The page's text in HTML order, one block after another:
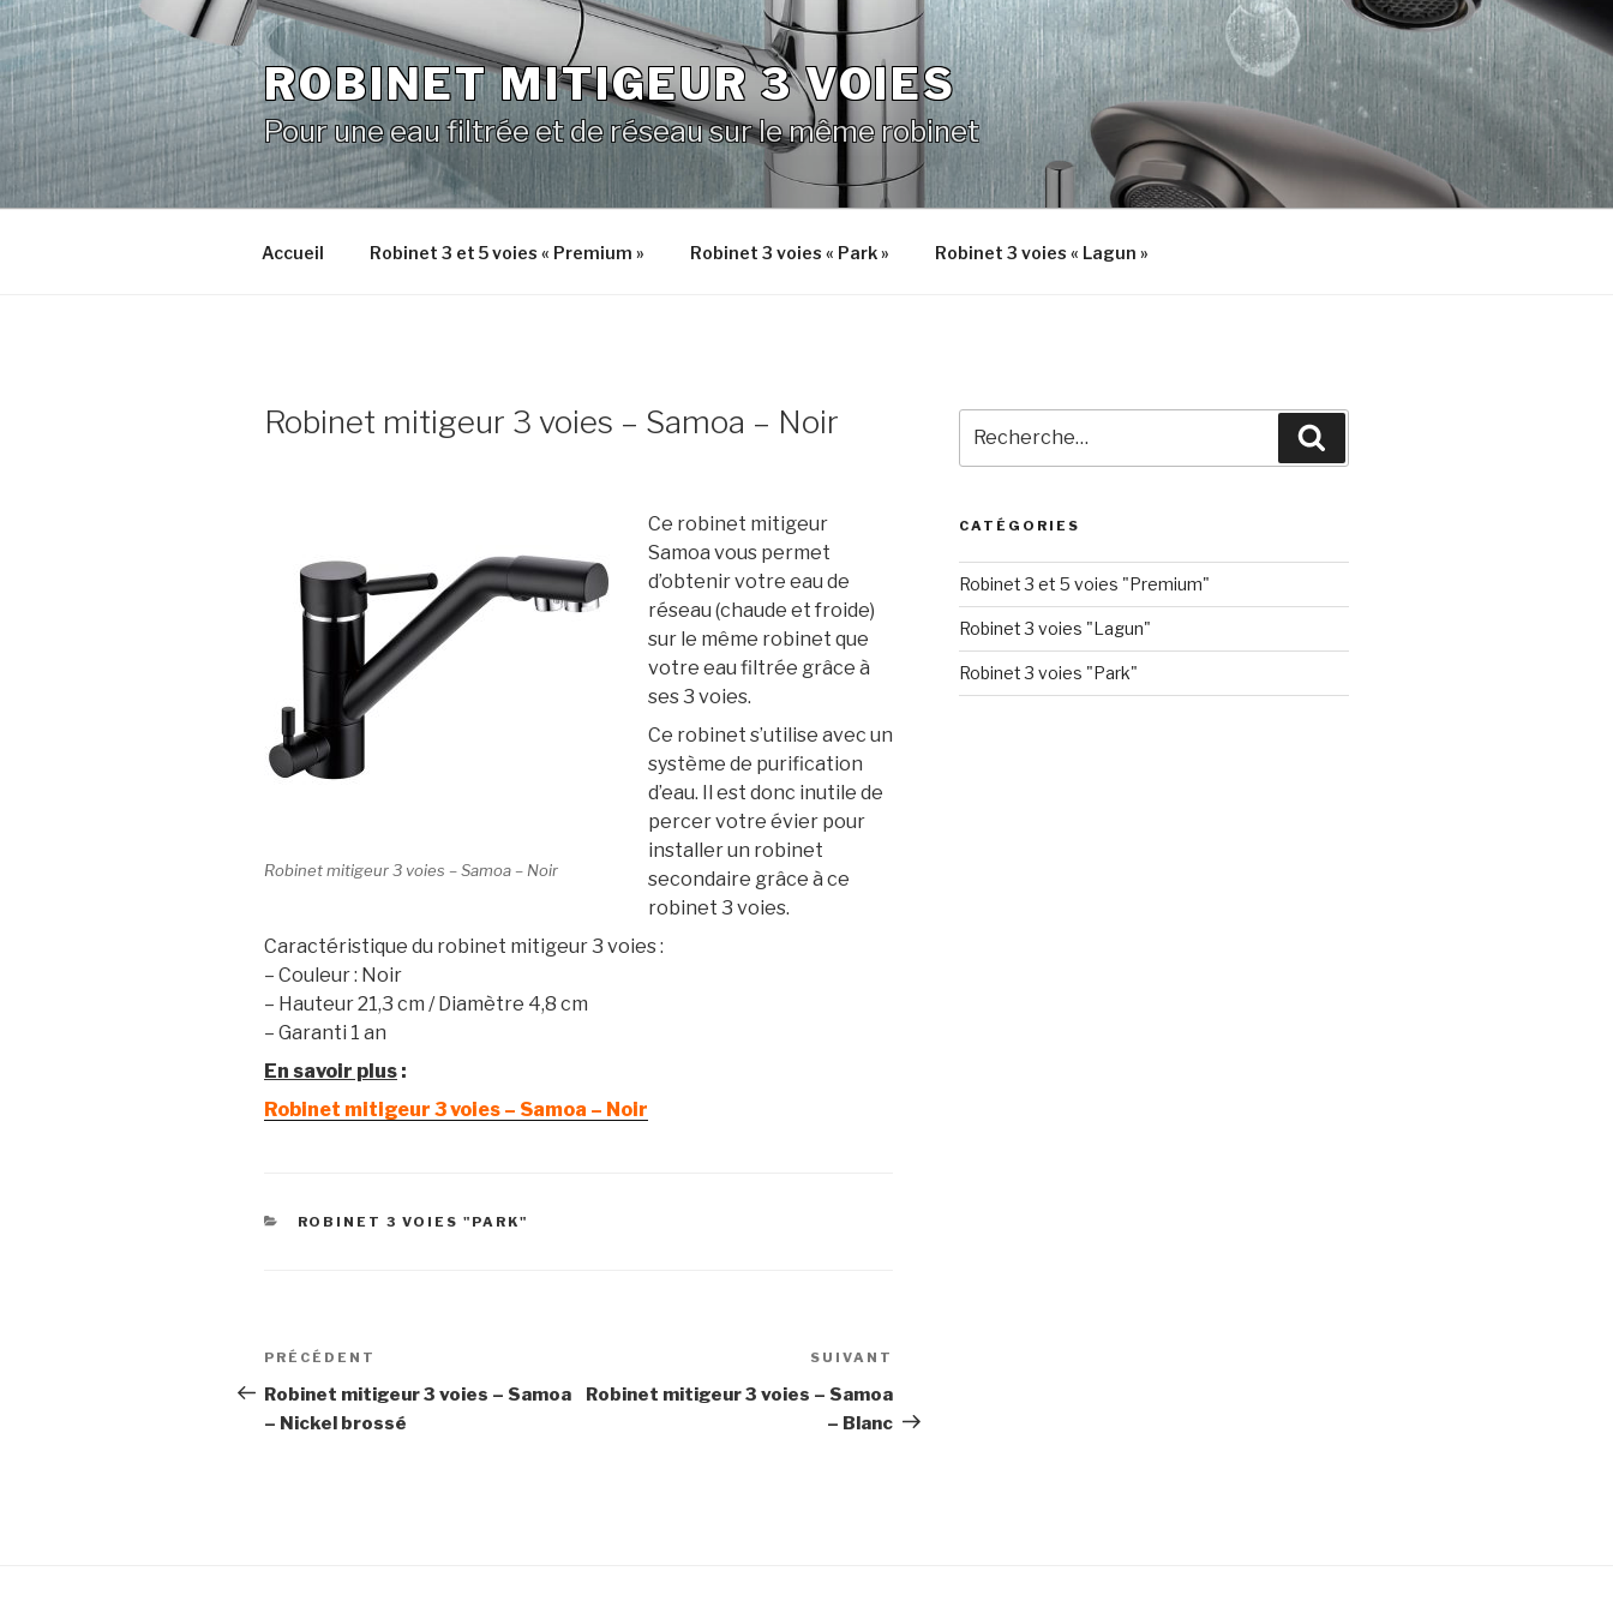
Aller
au
contenu
principal
ROBINET MITIGEUR 3 VOIES
Pour une eau filtrée et de réseau sur le même robinet
Accueil Robinet 3 et 5 voies « Premium » Robinet 3 voies « Park » Robinet 3 voies « Lagun »
Robinet mitigeur 3 voies – Samoa – Noir
Robinet mitigeur 3 voies – Samoa – Noir
Ce robinet mitigeur
Samoa vous permet
d’obtenir votre eau de
réseau (chaude et froide)
sur le même robinet que
votre eau filtrée grâce à
ses 3 voies.
Ce robinet s’utilise avec un
système de purification
d’eau. Il est donc inutile de
percer votre évier pour
installer un robinet
secondaire grâce à ce
robinet 3 voies.
Caractéristique du robinet mitigeur 3 voies :
– Couleur : Noir
– Hauteur 21,3 cm / Diamètre 4,8 cm
– Garanti 1 an
En savoir plus :
Robinet mitigeur 3 voies – Samoa – Noir
CATÉGORIES
ROBINET 3 VOIES "PARK"
Navigation
de
l’article
Article
précédent
PRÉCÉDENT
Robinet mitigeur 3 voies – Samoa
– Nickel brossé
suivant
SUIVANT
Robinet mitigeur 3 voies – Samoa
– Blanc
pour
:
CATÉGORIES
Robinet 3 et 5 voies "Premium"
Robinet 3 voies "Lagun"
Robinet 3 voies "Park"